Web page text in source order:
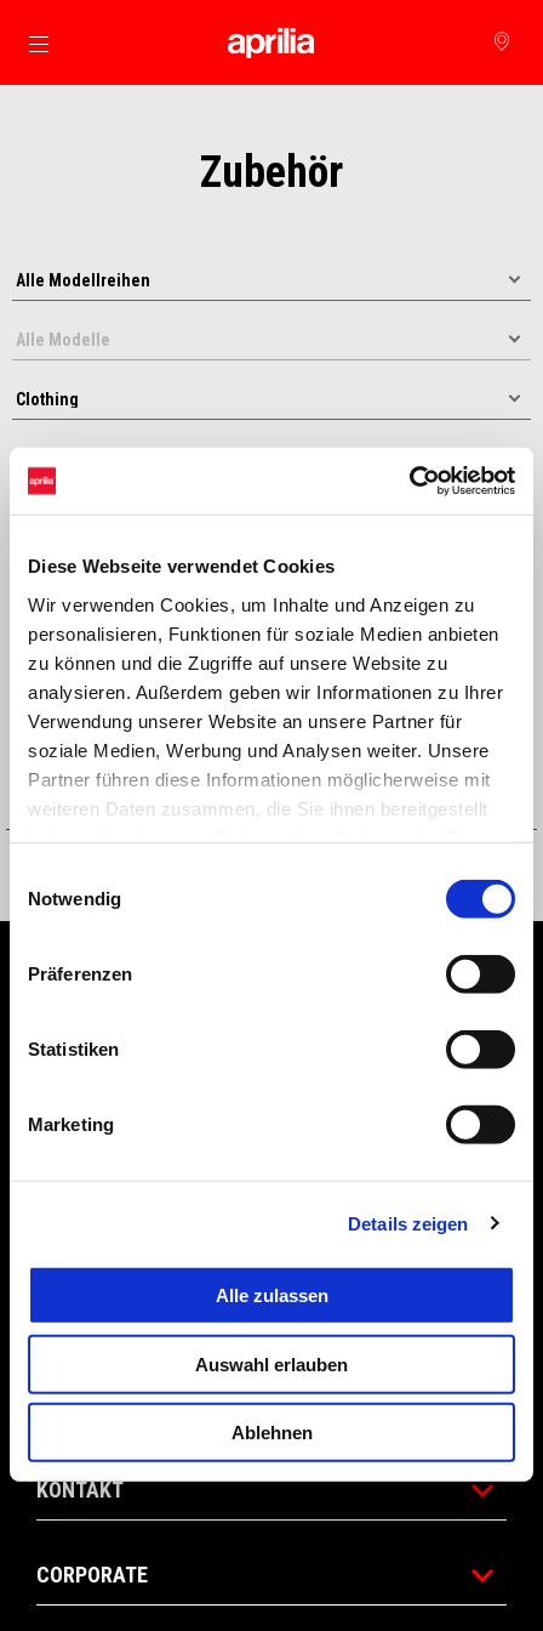
Diese Webseite verwendet Cookies
Wir verwenden Cookies, um Inhalte und Anzeigen zu
personalisieren, Funktionen für soziale Medien anbieten
zu können und die Zugriffe auf unsere Website zu
analysieren. Außerdem geben wir Informationen zu Ihrer
Verwendung unserer Website an unsere Partner für
soziale Medien, Werbung und Analysen weiter. Unsere
Partner führen diese Informationen möglicherweise mit
weiteren Daten zusammen, die Sie ihnen bereitgestellt
Notwendig
Präferenzen
Statistiken
Marketing
Details zeigen
Alle zulassen
Auswahl erlauben
Ablehnen
Skip to content
Zubehör
Sortieren nach:
POLO REPLICA 25 MAN POLO REPLICA 26 MAN
DIE WELT VON APRILIA
WARTUNG UND SERVICE
KONTAKT
CORPORATE